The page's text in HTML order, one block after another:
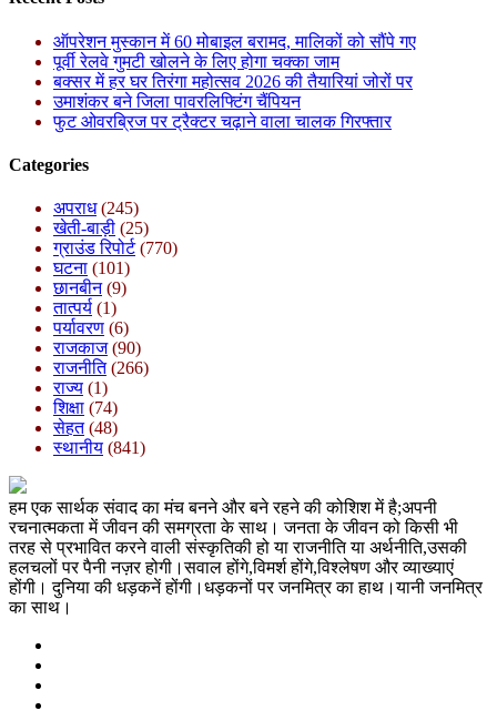
ऑपरेशन मुस्कान में 60 मोबाइल बरामद, मालिकों को सौंपे गए
पूर्वी रेलवे गुमटी खोलने के लिए होगा चक्का जाम
बक्सर में हर घर तिरंगा महोत्सव 2026 की तैयारियां जोरों पर
उमाशंकर बने जिला पावरलिफ्टिंग चैंपियन
फुट ओवरब्रिज पर ट्रैक्टर चढ़ाने वाला चालक गिरफ्तार
Categories
अपराध(245)
खेती-बाड़ी (25)
ग्राउंड रिपोर्ट(770)
घटना (101)
छानबीन(9)
तात्पर्य (1)
पर्यावरण (6)
राजकाज(90)
राजनीति(266)
राज्य (1)
शिक्षा (74)
सेहत(48)
स्थानीय (841)
हम एक सार्थक संवाद का मंच बनने और बने रहने की कोशिश में है;अपनी
रचनात्मकता में जीवन की समग्रता के साथ। जनता के जीवन को किसी भी
तरह से प्रभावित करने वाली संस्कृतिकी हो या राजनीति या अर्थनीति,उसकी
हलचलों पर पैनी नज़र होगी।सवाल होंगे,विमर्श होंगे,विश्लेषण और व्याख्याएं
होंगी। दुनिया की धड़कनें होंगी।धड़कनों पर जनमित्र का हाथ।यानी जनमित्र
का साथ।